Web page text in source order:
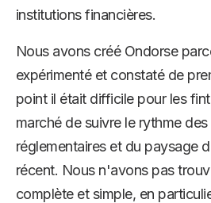
institutions financières.
Nous avons créé Ondorse
expérimenté et constaté de
point il était difficile pour les
marché de suivre le rythme
réglementaires et du paysage
récent. Nous n'avons pas
complète et simple, en